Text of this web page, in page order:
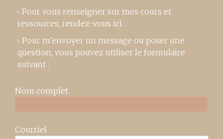
Pour vous renseigner sur mes cours et
ressources, rendez-vous ici.
Pour m’envoyer un message ou poser une
question, vous pouvez utiliser le formulaire
suivant :
Nom complet
Courriel